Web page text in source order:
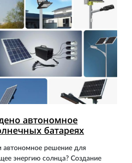
автономное
батареях
автономное решение для
энергию солнца? Создание